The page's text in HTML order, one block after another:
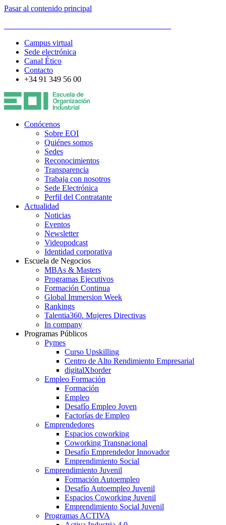
Pasar al contenido principal
Campus virtual
Sede electrónica
Canal Ético
Contacto
+34 91 349 56 00
Conócenos
Sobre EOI
Quiénes somos
Sedes
Reconocimientos
Transparencia
Trabaja con nosotros
Sede Electrónica
Perfil del Contratante
Actualidad
Noticias
Eventos
Newsletter
Videopodcast
Identidad corporativa
Escuela de Negocios
MBAs & Masters
Programas Ejecutivos
Formación Continua
Global Immersion Week
Rankings
Talentia360. Mujeres Directivas
In company
Programas Públicos
Pymes
Curso Upskilling
Centro de Alto Rendimiento Empresarial
digitalXborder
Empleo Formación
Formación
Empleo
Desafío Empleo Joven
Factorías de Empleo
Emprendedores
Espacios coworking
Coworking Transnacional
Desafío Emprendedor Innovador
Emprendimiento Social
Emprendimiento Juvenil
Formación Autoempleo
Desafío Autoempleo Juvenil
Espacios Coworking Juvenil
Emprendimiento Social Juvenil
Programas ACTIVA